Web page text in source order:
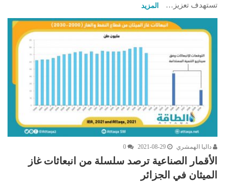
تستهدف تعزيز…
المزيد
داليا الهمشري 2021-08-29
0
الأقمار الصناعية ترصد سلسلة من انبعاثات غاز
الميثان في الجزائر